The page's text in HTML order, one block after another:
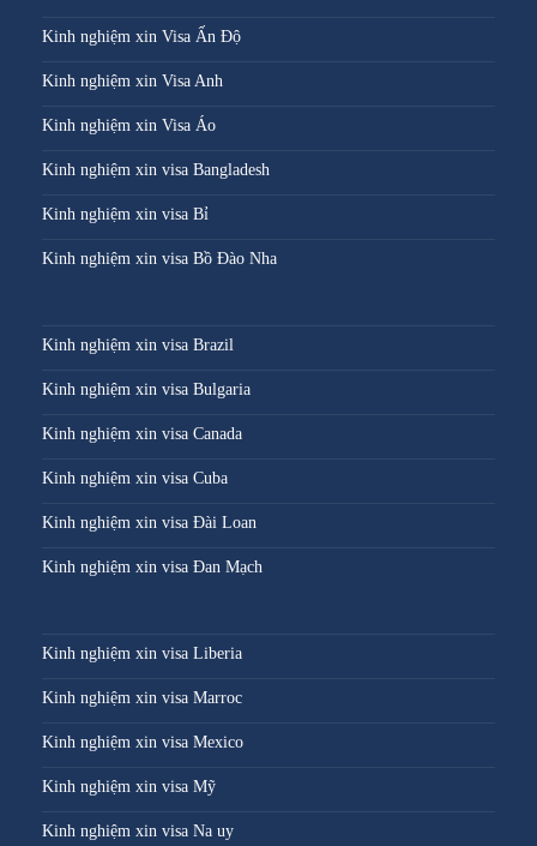
Kinh nghiệm xin Visa Ấn Độ
Kinh nghiệm xin Visa Anh
Kinh nghiệm xin Visa Áo
Kinh nghiệm xin visa Bangladesh
Kinh nghiệm xin visa Bỉ
Kinh nghiệm xin visa Bồ Đào Nha
Kinh nghiệm xin visa Brazil
Kinh nghiệm xin visa Bulgaria
Kinh nghiệm xin visa Canada
Kinh nghiệm xin visa Cuba
Kinh nghiệm xin visa Đài Loan
Kinh nghiệm xin visa Đan Mạch
Kinh nghiệm xin visa Liberia
Kinh nghiệm xin visa Marroc
Kinh nghiệm xin visa Mexico
Kinh nghiệm xin visa Mỹ
Kinh nghiệm xin visa Na uy